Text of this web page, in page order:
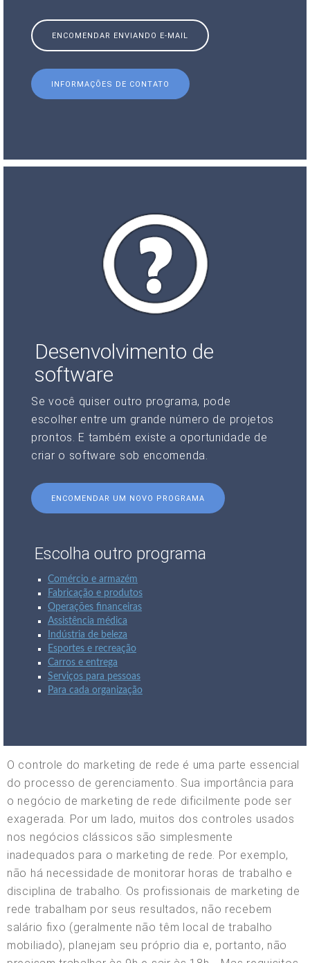
ENCOMENDAR ENVIANDO E-MAIL
INFORMAÇÕES DE CONTATO
Desenvolvimento de
software
Se você quiser outro programa, pode
escolher entre um grande número de projetos
prontos. E também existe a oportunidade de
criar o software sob encomenda.
ENCOMENDAR UM NOVO PROGRAMA
Escolha outro programa
Comércio e armazém
Fabricação e produtos
Operações financeiras
Assistência médica
Indústria de beleza
Esportes e recreação
Carros e entrega
Serviços para pessoas
Para cada organização
O controle do marketing de rede é uma parte essencial
do processo de gerenciamento. Sua importância para
o negócio de marketing de rede dificilmente pode ser
exagerada. Por um lado, muitos dos controles usados
nos negócios clássicos são simplesmente
inadequados para o marketing de rede. Por exemplo,
não há necessidade de monitorar horas de trabalho e
disciplina de trabalho. Os profissionais de marketing de
rede trabalham por seus resultados, não recebem
salário fixo (geralmente não têm local de trabalho
mobiliado), planejam seu próprio dia e, portanto, não